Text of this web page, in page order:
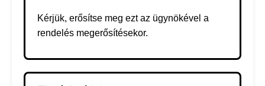
Kérjük, erősítse meg ezt az ügynökével a
rendelés megerősítésekor.